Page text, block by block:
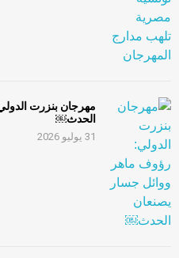
مهرجان بنزرت
الحدث￼
31 يوليو 2026